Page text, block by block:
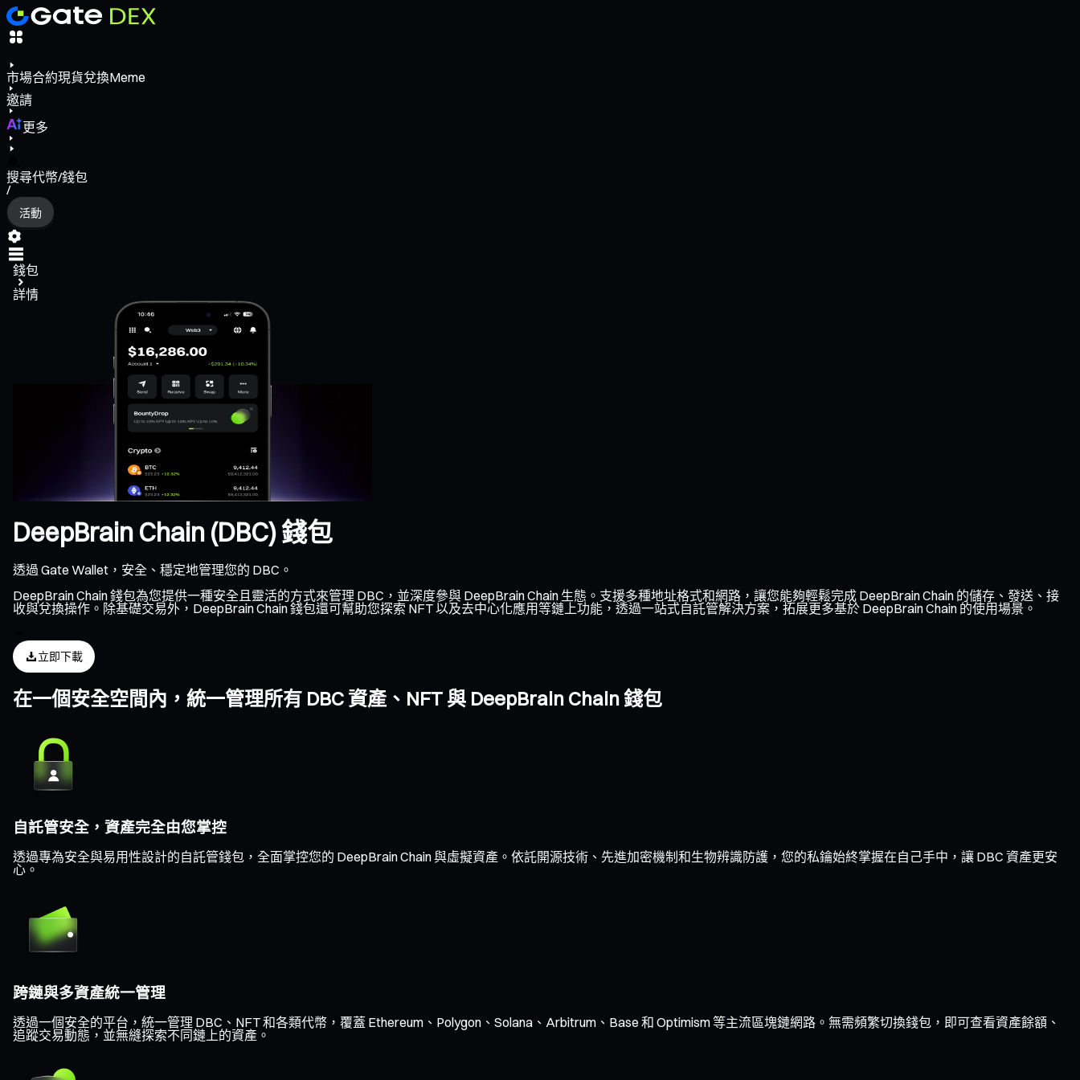
市場合約現貨兌換Meme
邀請
更多
搜尋代幣/錢包
/
活動
錢包
詳情
DeepBrain Chain (DBC) 錢包
透過 Gate Wallet，安全、穩定地管理您的 DBC。
DeepBrain Chain 錢包為您提供一種安全且靈活的方式來管理 DBC，並深度參與 DeepBrain Chain 生態。支援多種地址格式和網路，讓您能夠輕鬆完成 DeepBrain Chain 的儲存、發送、接
收與兌換操作。除基礎交易外，DeepBrain Chain 錢包還可幫助您探索 NFT 以及去中心化應用等鏈上功能，透過一站式自託管解決方案，拓展更多基於 DeepBrain Chain 的使用場景。
立即下載
在一個安全空間內，統一管理所有 DBC 資產、NFT 與 DeepBrain Chain 錢包
自託管安全，資產完全由您掌控
透過專為安全與易用性設計的自託管錢包，全面掌控您的 DeepBrain Chain 與虛擬資產。依託開源技術、先進加密機制和生物辨識防護，您的私鑰始終掌握在自己手中，讓 DBC 資產更安
心。
跨鏈與多資產統一管理
透過一個安全的平台，統一管理 DBC、NFT 和各類代幣，覆蓋 Ethereum、Polygon、Solana、Arbitrum、Base 和 Optimism 等主流區塊鏈網路。無需頻繁切換錢包，即可查看資產餘額、
追蹤交易動態，並無縫探索不同鏈上的資產。